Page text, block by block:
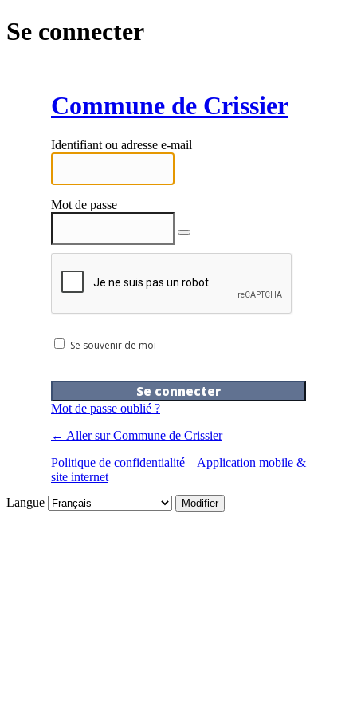
Se connecter
Commune de Crissier
Identifiant ou adresse e-mail
Mot de passe
Se souvenir de moi
Mot de passe oublié ?
← Aller sur Commune de Crissier
Politique de confidentialité – Application mobile &
site internet
Langue